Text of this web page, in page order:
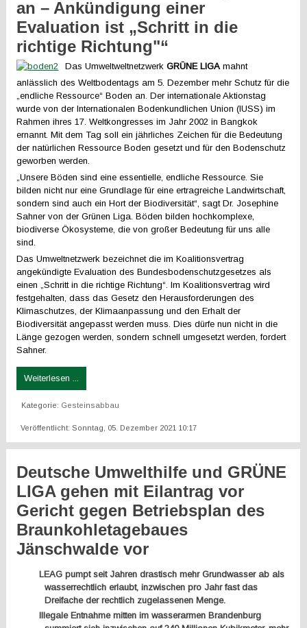
an – Ankündigung einer
Evaluation ist „Schritt in die
richtige Richtung"“
Das UmweltweltnetzwerkGRÜNE LIGAmahnt
anlässlich des Weltbodentags am 5. Dezember mehr Schutz für die
„endliche Ressource“ Boden an. Der internationale Aktionstag
wurde von der Internationalen Bodenkundlichen Union (IUSS) im
Rahmen ihres 17. Weltkongresses im Jahr 2002 in Bangkok
ernannt. Mit dem Tag soll ein jährliches Zeichen für die Bedeutung
der natürlichen Ressource Boden gesetzt und für den Bodenschutz
geworben werden.
„Unsere Böden sind eine essentielle, endliche Ressource. Sie
bilden nicht nur eine Grundlage für eine ertragreiche Landwirtschaft,
sondern sind auch ein Hort der Biodiversität“, sagt Dr. Josephine
Sahner von der Grünen Liga. Böden bilden hochkomplexe,
biodiverse Ökosysteme, die von großer Bedeutung für uns alle
sind.
Das Umweltnetzwerk bezeichnet die im Koalitionsvertrag
angekündigte Evaluation des Bundesbodenschutzgesetzes als
einen „Schritt in die richtige Richtung“. Im Koalitionsvertrag wird
festgehalten, dass das Gesetz den Herausforderungen des
Klimaschutzes, der Klimaanpassung und den Erhalt der
Biodiversität angepasst werden muss. Dies dürfe nun nicht in die
Länge gezogen werden, sondern schnell umgesetzt werden, fordert
Sahner.
Weiterlesen ...
Kategorie: Gesteinsabbau
Veröffentlicht: Sonntag, 05. Dezember 2021 10:17
Deutsche Umwelthilfe und GRÜNE
LIGA gehen mit Eilantrag vor
Gericht gegen Betriebsplan des
Braunkohletagebaues
Jänschwalde vor
LEAG pumpt seit Jahren drastisch mehr Grundwasser ab als
wasserrechtlich erlaubt, inzwischen pro Jahr fast das
Dreifache der rechtlich zugelassenen Menge.
Illegale Entnahme mitten im wasserarmen Brandenburg